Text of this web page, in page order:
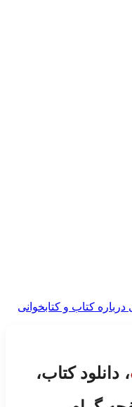
درباره کتاب و کتابخوانی
، دانلود کتاب،